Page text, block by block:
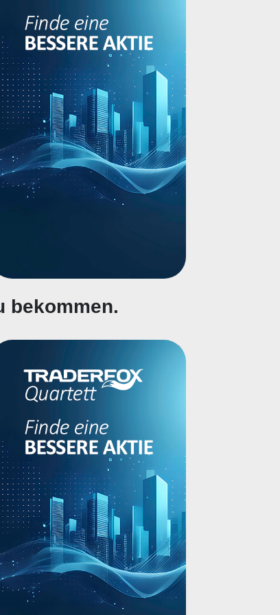
bekommen.